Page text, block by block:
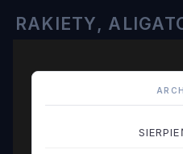
RAKIETY,